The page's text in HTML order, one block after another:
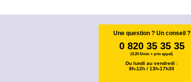
Une question ? Un conseil ?
0 820 35 35 35
(0,20 €/min + prix appel)
Du lundi au vendredi :
8h-12h / 13h-17h30